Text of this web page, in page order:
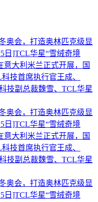
奥会，打造奥林匹克级显
日]TCL华星“雪绒奇境
意大利米兰正式开展，国
技首席执行官王成、
技副总裁魏雪、TCL华星
奥会，打造奥林匹克级显
日]TCL华星“雪绒奇境
意大利米兰正式开展，国
技首席执行官王成、
技副总裁魏雪、TCL华星
奥会，打造奥林匹克级显
日]TCL华星“雪绒奇境